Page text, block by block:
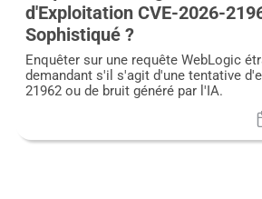
d'Exploitation CVE-2026-
Sophistiqué ?
Enquêter sur une requête WebLogic
demandant s'il s'agit d'une tentative
21962 ou de bruit généré par l'IA.